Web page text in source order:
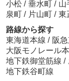
小松 / 垂水町 / 山
泉町 / 片山町 / 東
路線から探す
東海道本線 / 阪
大阪モノレール
地下鉄御堂筋線 /
地下鉄谷町線